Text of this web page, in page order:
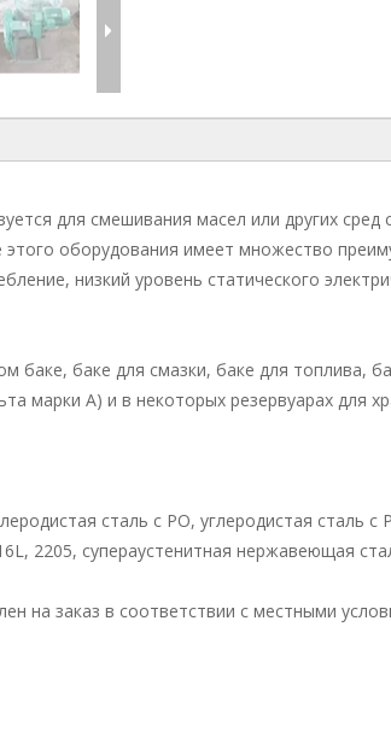
для смешивания масел или других
оборудования имеет множество
низкий уровень статического
баке для смазки, баке для топлива,
марки А) и в некоторых резервуарах для
сталь с PO, углеродистая сталь с
2205, супераустенитная нержавеющая
на заказ в соответствии с местными